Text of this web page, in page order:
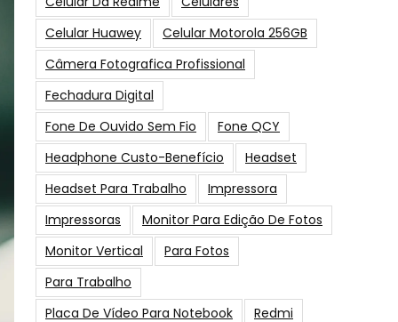
Celular Huawey
Celular Motorola 256GB
Câmera Fotografica Profissional
Fechadura Digital
Fone De Ouvido Sem Fio
Fone QCY
Headphone Custo-Benefício
Headset
Headset Para Trabalho
Impressora
Impressoras
Monitor Para Edição De Fotos
Monitor Vertical
Para Fotos
Para Trabalho
Placa De Vídeo Para Notebook
Redmi